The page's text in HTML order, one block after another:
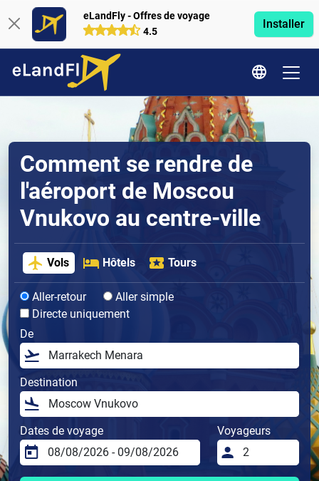
eLandFly - Offres de voyage
4.5
Installer
Comment se rendre de
l'aéroport de Moscou
Vnukovo au centre-ville
Vols Hôtels Tours
Aller-retour
Aller simple
Directe uniquement
De
Destination
Dates de voyage Voyageurs